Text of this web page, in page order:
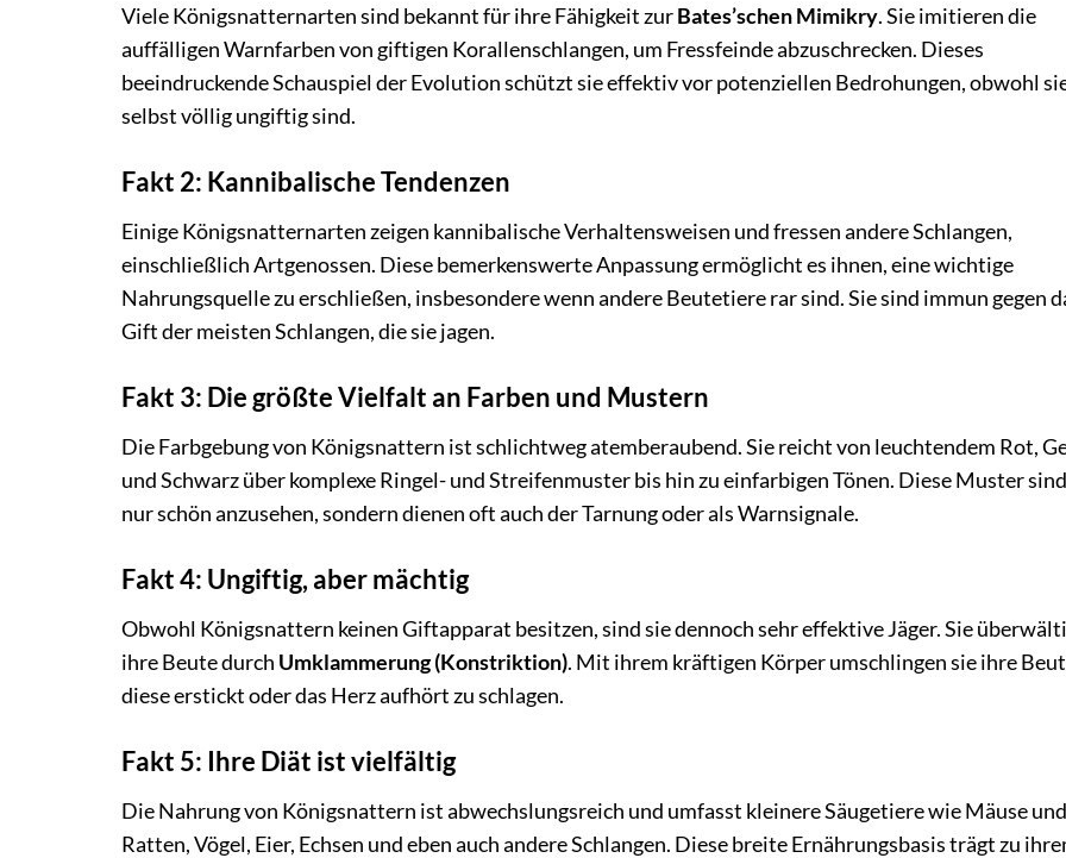
Viele Königsnatternarten sind bekannt für ihre Fähigkeit zurBates’schen Mimikry. Sie imitieren die
auffälligen Warnfarben von giftigen Korallenschlangen, um Fressfeinde abzuschrecken. Dieses
beeindruckende Schauspiel der Evolution schützt sie effektiv vor potenziellen Bedrohungen, obwohl
selbst völlig ungiftig sind.
Fakt 2: Kannibalische Tendenzen
Einige Königsnatternarten zeigen kannibalische Verhaltensweisen und fressen andere Schlangen,
einschließlich Artgenossen. Diese bemerkenswerte Anpassung ermöglicht es ihnen, eine wichtige
Nahrungsquelle zu erschließen, insbesondere wenn andere Beutetiere rar sind. Sie sind immun gegen
Gift der meisten Schlangen, die sie jagen.
Fakt 3: Die größte Vielfalt an Farben und Mustern
Die Farbgebung von Königsnattern ist schlichtweg atemberaubend. Sie reicht von leuchtendem Rot,
und Schwarz über komplexe Ringel- und Streifenmuster bis hin zu einfarbigen Tönen. Diese Muster
nur schön anzusehen, sondern dienen oft auch der Tarnung oder als Warnsignale.
Fakt 4: Ungiftig, aber mächtig
Obwohl Königsnattern keinen Giftapparat besitzen, sind sie dennoch sehr effektive Jäger. Sie
ihre Beute durch Umklammerung (Konstriktion). Mit ihrem kräftigen Körper umschlingen sie ihre
diese erstickt oder das Herz aufhört zu schlagen.
Fakt 5: Ihre Diät ist vielfältig
Die Nahrung von Königsnattern ist abwechslungsreich und umfasst kleinere Säugetiere wie Mäuse und
Ratten, Vögel, Eier, Echsen und eben auch andere Schlangen. Diese breite Ernährungsbasis trägt zu